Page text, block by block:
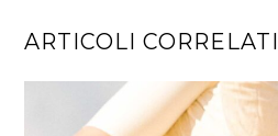
ARTICOLI CORRELATI